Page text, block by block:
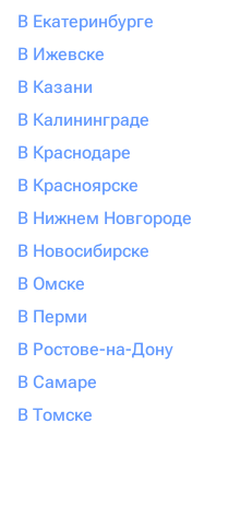
В Екатеринбурге
В Ижевске
В Казани
В Калининграде
В Краснодаре
В Красноярске
В Нижнем Новгороде
В Новосибирске
В Омске
В Перми
В Ростове-на-Дону
В Самаре
В Томске